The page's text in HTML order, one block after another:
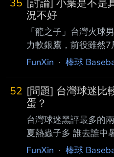
35 [討論] 小葉是不是
況不好
「龍之子」台灣火球
力軟銀鷹，前役雖然
君璋發現與第一場的
對西武獅，主投7局
線熄火吞下日職首敗
定。不過休息8天預計
目前累積先發2場，自
教練葉君璋發現：徐
「去年曲球沒有那麼
FunXin · 棒球
52 [問題] 台灣球迷比
蛋？
台灣球迷黑評最多的
夏熱蟲子多 誰去誰中
出來批評 札幌蛋 吸血
FunXin · 棒球